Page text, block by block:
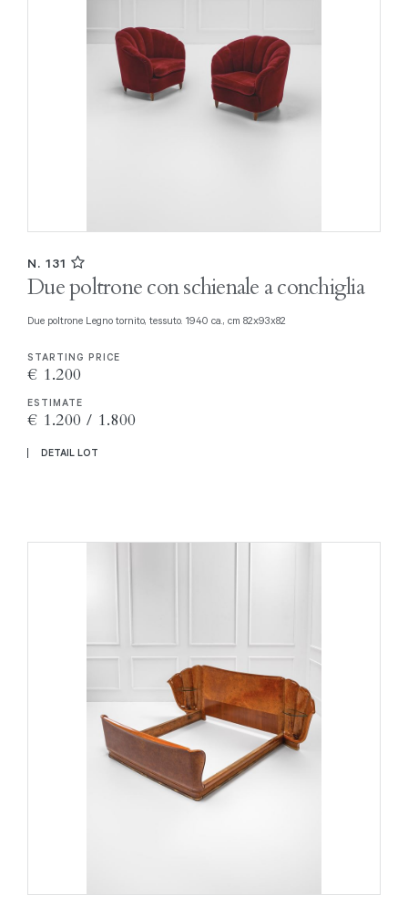
N. 131
Due poltrone con schienale a conchiglia
Due poltrone Legno tornito, tessuto. 1940 ca., cm 82x93x82
STARTING PRICE
€ 1.200
ESTIMATE
€ 1.200 / 1.800
DETAIL LOT